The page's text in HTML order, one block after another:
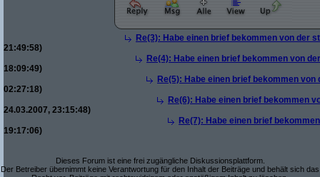
Re(3): Habe einen brief bekommen von der
21:49:58)
Re(4): Habe einen brief bekommen von
18:09:49)
Re(5): Habe einen brief bekommen
02:27:18)
Re(6): Habe einen brief bekommen
24.03.2007, 23:15:48)
Re(7): Habe einen brief
19:17:06)
Dieses Forum ist eine frei zugängliche Diskussionsplattform.
Der Betreiber übernimmt keine Verantwortung für den Inhalt der Beiträge und behält sich das